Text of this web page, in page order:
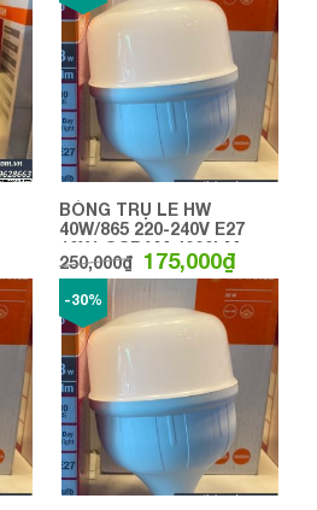
BÓNG TRỤ LE HW
40W/865 220-240V E27
10X1 OSRAM 4000LM
250,000₫ 175,000₫
-30%